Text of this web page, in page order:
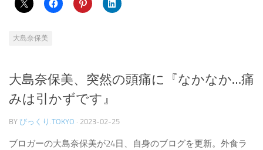
大島奈保美
大島奈保美、突然の頭痛に『なかなか…痛
みは引かずです』
BY びっくり.TOKYO · 2023-02-25
ブロガーの大島奈保美が24日、自身のブログを更新。外食ラ